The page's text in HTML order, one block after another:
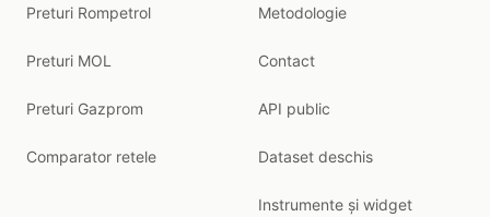
Preturi Rompetrol
Preturi MOL
Preturi Gazprom
Comparator retele
Metodologie
Contact
API public
Dataset deschis
Instrumente și widget